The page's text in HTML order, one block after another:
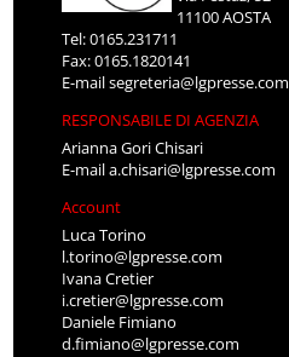
11100 AOSTA
Tel: 0165.231711
Fax: 0165.1820141
E-mailsegreteria@lgpresse.com
RESPONSABILE DI AGENZIA
Arianna Gori Chisari
E-maila.chisari@lgpresse.com
Account
Luca Torino
l.torino@lgpresse.com
Ivana Cretier
i.cretier@lgpresse.com
Daniele Fimiano
d.fimiano@lgpresse.com